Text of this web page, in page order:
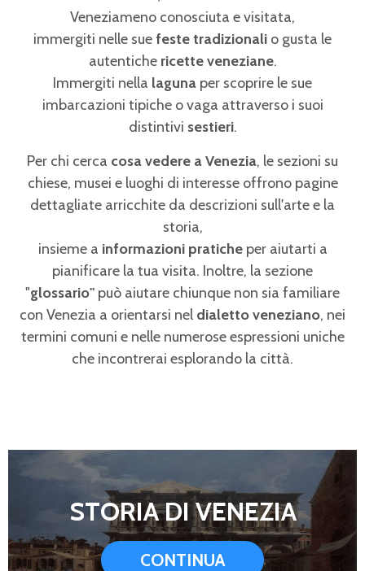
Veneziameno conosciuta e visitata,
immergiti nelle suefeste tradizionali o gusta le
autentiche ricette veneziane.
Immergiti nella laguna per scoprire le sue
imbarcazioni tipiche o vaga attraverso i suoi
distintivi sestieri.
Per chi cerca cosa vedere a Venezia, le sezioni su
chiese, musei e luoghi di interesse offrono pagine
dettagliate arricchite da descrizioni sull'arte e la
storia,
insieme a informazioni praticheper aiutarti a
pianificare la tua visita. Inoltre, la sezione
"glossario" può aiutare chiunque non sia familiare
con Venezia a orientarsi nel dialetto veneziano, nei
termini comuni e nelle numerose espressioni uniche
che incontrerai esplorando la città.
STORIA DI VENEZIA
CONTINUA